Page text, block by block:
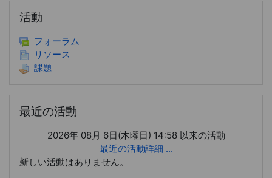
活動
フォーラム
リソース
課題
最近の活動
2026年 08月 6日(木曜日) 14:58 以来の活動
最近の活動詳細 ...
新しい活動はありません。